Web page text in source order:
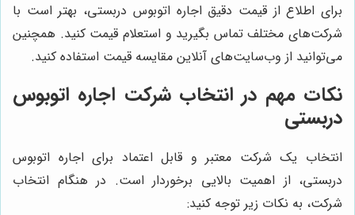
برای اطلاع از قیمت دقیق اجاره اتوبوس دربستی، بهتر است با
شرکت‌های مختلف تماس بگیرید و استعلام قیمت کنید. همچنین
می‌توانید از وب‌سایت‌های آنلاین مقایسه قیمت استفاده کنید.
نکات مهم در انتخاب شرکت اجاره اتوبوس
دربستی
انتخاب یک شرکت معتبر و قابل اعتماد برای اجاره اتوبوس
دربستی، از اهمیت بالایی برخوردار است. در هنگام انتخاب
شرکت، به نکات زیر توجه کنید: